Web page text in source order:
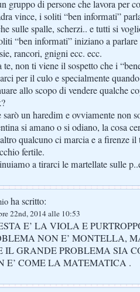
gruppo di persone che lavora per
vince, i soliti “ben informati”
sulle spalle, scherzi.. e tutti si
“ben informati” iniziano a
rancori, gnigni ecc. ecc.
te, non ti viene il sospetto che i
per il culo e specialmente
allo scopo di vendere qualche
sarò un haredim e ovviamente non
si amano o si odiano, la cosa
qualcuno ci marcia e a firenze
fertile.
a tirarci le martellate sulle
ha scritto:
22nd, 2014 alle 10:53
E’ LA VIOLA E
NON E’ MONTELLA,
IL GRANDE PROBLEMA SIA
E’ COME LA MATEMATICA .